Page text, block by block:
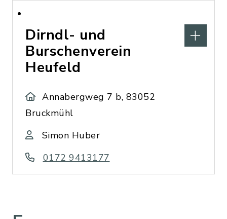
Dirndl- und
Burschenverein
Heufeld
Annabergweg 7 b, 83052
Bruckmühl
Simon Huber
0172 9413177